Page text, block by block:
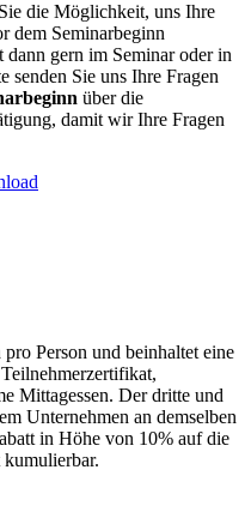
die Möglichkeit, uns Ihre
dem Seminarbeginn
gern im Seminar oder in
senden Sie uns Ihre Fragen
über die
damit wir Ihre Fragen
Person und beinhaltet eine
Mittagessen. Der dritte und
Unternehmen an demselben
in Höhe von 10% auf die
kumulierbar.